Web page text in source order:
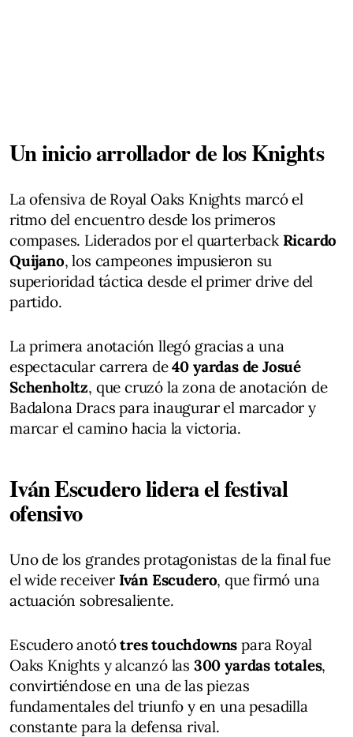
Un inicio arrollador de los Knights
La ofensiva de Royal Oaks Knights marcó el
ritmo del encuentro desde los primeros
compases. Liderados por el quarterback Ricardo
Quijano, los campeones impusieron su
superioridad táctica desde el primer drive del
partido.
La primera anotación llegó gracias a una
espectacular carrera de40 yardas de Josué
Schenholtz, que cruzó la zona de anotación de
Badalona Dracs para inaugurar el marcador y
marcar el camino hacia la victoria.
Iván Escudero lidera el festival
ofensivo
Uno de los grandes protagonistas de la final fue
el wide receiver Iván Escudero, que firmó una
actuación sobresaliente.
Escudero anotótres touchdowns para Royal
Oaks Knights y alcanzó las 300 yardas totales,
convirtiéndose en una de las piezas
fundamentales del triunfo y en una pesadilla
constante para la defensa rival.